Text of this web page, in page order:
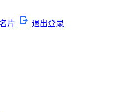
片 退出登录